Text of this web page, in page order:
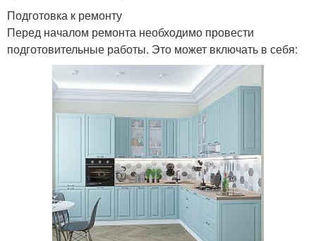
Подготовка к ремонту
Перед началом ремонта необходимо провести
подготовительные работы. Это может включать в себя: